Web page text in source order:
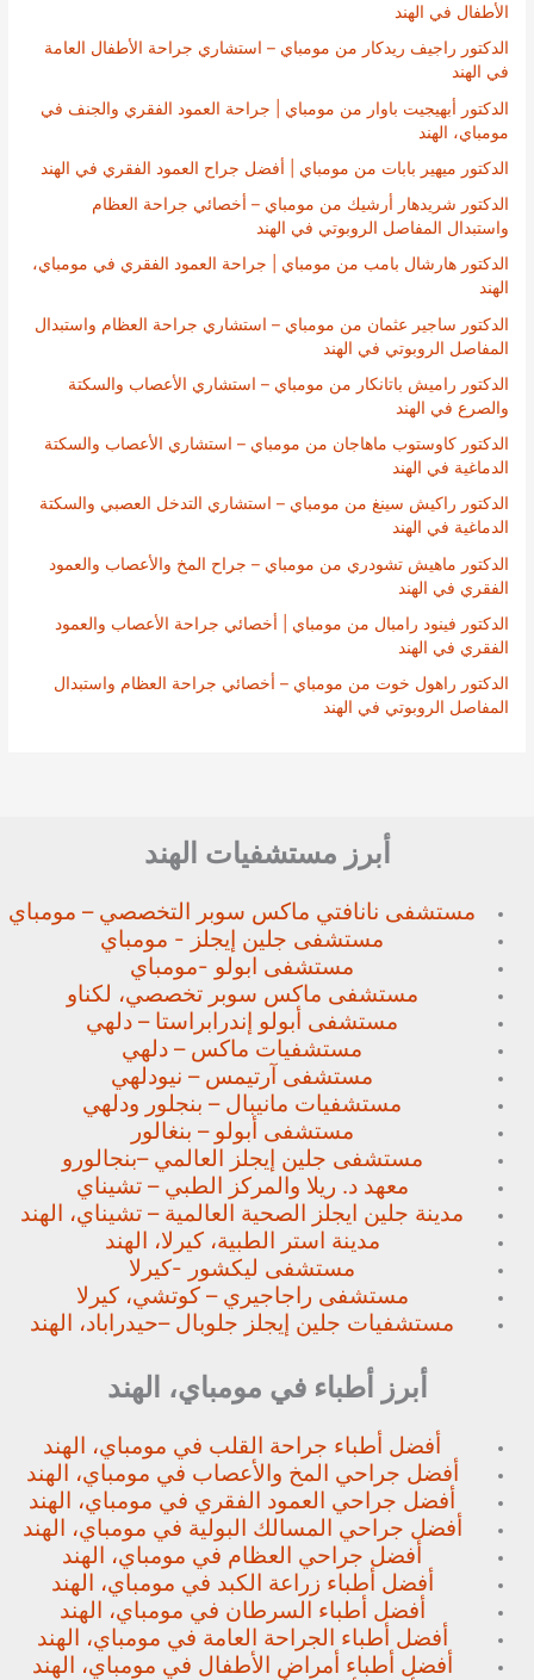
الأطفال في الهند
الدكتور راجيف ريدكار من مومباي – استشاري جراحة الأطفال العامة
في الهند
الدكتور أبهيجيت باوار من مومباي | جراحة العمود الفقري والجنف في
مومباي، الهند
الدكتور ميهير بابات من مومباي | أفضل جراح العمود الفقري في الهند
الدكتور شريدهار أرشيك من مومباي – أخصائي جراحة العظام
واستبدال المفاصل الروبوتي في الهند
الدكتور هارشال بامب من مومباي | جراحة العمود الفقري في مومباي،
الهند
الدكتور ساجير عثمان من مومباي – استشاري جراحة العظام واستبدال
المفاصل الروبوتي في الهند
الدكتور راميش باتانكار من مومباي – استشاري الأعصاب والسكتة
والصرع في الهند
الدكتور كاوستوب ماهاجان من مومباي – استشاري الأعصاب والسكتة
الدماغية في الهند
الدكتور راكيش سينغ من مومباي – استشاري التدخل العصبي والسكتة
الدماغية في الهند
الدكتور ماهيش تشودري من مومباي – جراح المخ والأعصاب والعمود
الفقري في الهند
الدكتور فينود رامبال من مومباي | أخصائي جراحة الأعصاب والعمود
الفقري في الهند
الدكتور راهول خوت من مومباي – أخصائي جراحة العظام واستبدال
المفاصل الروبوتي في الهند
أبرز مستشفيات الهند
مستشفى نانافتي ماكس سوبر التخصصي – مومباي
مستشفى جلين إيجلز - مومباي
مستشفى ابولو -مومباي
مستشفى ماكس سوبر تخصصي، لكناو
مستشفى أبولو إندرابراستا – دلهي
مستشفيات ماكس – دلهي
مستشفى آرتيمس – نيودلهي
مستشفيات مانيبال – بنجلور ودلهي
مستشفى أبولو – بنغالور
مستشفى جلين إيجلز العالمي –بنجالورو
معهد د. ريلا والمركز الطبي – تشيناي
مدينة جلين ايجلز الصحية العالمية – تشيناي، الهند
مدينة استر الطبية، كيرلا، الهند
مستشفى ليكشور -كيرلا
مستشفى راجاجيري – كوتشي، كيرلا
مستشفيات جلين إيجلز جلوبال –حيدراباد، الهند
أبرز أطباء في مومباي، الهند
أفضل أطباء جراحة القلب في مومباي، الهند
أفضل جراحي المخ والأعصاب في مومباي، الهند
أفضل جراحي العمود الفقري في مومباي، الهند
أفضل جراحي المسالك البولية في مومباي، الهند
أفضل جراحي العظام في مومباي، الهند
أفضل أطباء زراعة الكبد في مومباي، الهند
أفضل أطباء السرطان في مومباي، الهند
أفضل أطباء الجراحة العامة في مومباي، الهند
أفضل أطباء أمراض الأطفال في مومباي، الهند